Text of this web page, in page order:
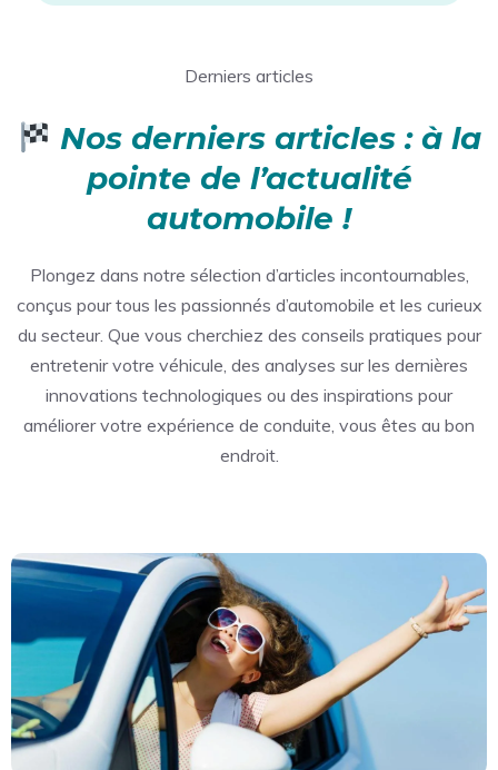
Derniers articles
Nos derniers articles : à la
pointe de l’actualité
automobile !
Plongez dans notre sélection d’articles incontournables,
conçus pour tous les passionnés d’automobile et les curieux
du secteur. Que vous cherchiez des conseils pratiques pour
entretenir votre véhicule, des analyses sur les dernières
innovations technologiques ou des inspirations pour
améliorer votre expérience de conduite, vous êtes au bon
endroit.